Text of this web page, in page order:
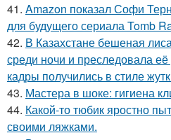
41. Amazon показал Софи
для будущего сериала Tomb
42. В Казахстане бешеная
среди ночи и преследовала
кадры получились в стиле
43. Мастера в шоке: гигиена
44. Какой-то тюбик яростно
своими ляжками.